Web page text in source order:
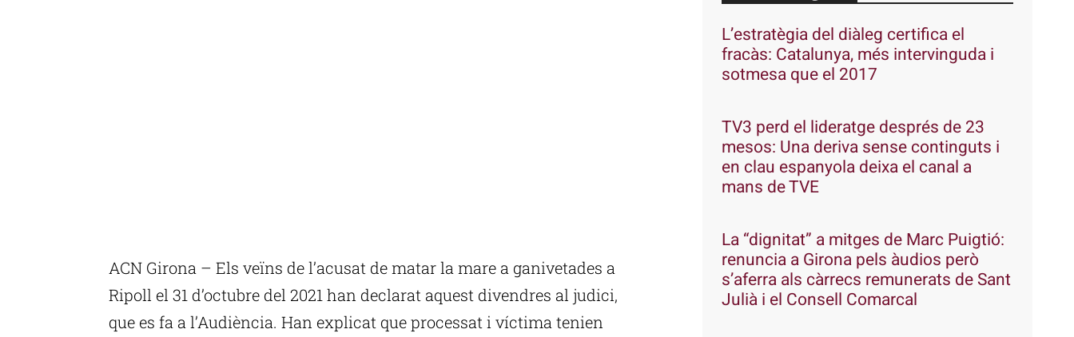
ACN Girona – Els veïns de l’acusat de matar la mare a ganivetades a
Ripoll el 31 d’octubre del 2021 han declarat aquest divendres al judici,
que es fa a l’Audiència. Han explicat que processat i víctima tenien
L’estratègia del diàleg certifica el
fracàs: Catalunya, més intervinguda i
sotmesa que el 2017
TV3 perd el lideratge després de 23
mesos: Una deriva sense continguts i
en clau espanyola deixa el canal a
mans de TVE
La “dignitat” a mitges de Marc Puigtió:
renuncia a Girona pels àudios però
s’aferra als càrrecs remunerats de Sant
Julià i el Consell Comarcal